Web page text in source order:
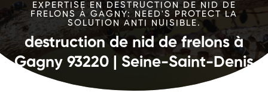
EXPERTISE EN DESTRUCTION DE NID DE
FRELONS À GAGNY: NEED'S PROTECT LA
SOLUTION ANTI NUISIBLE.
destruction de nid de frelons à
Gagny 93220 | Seine-Saint-Denis